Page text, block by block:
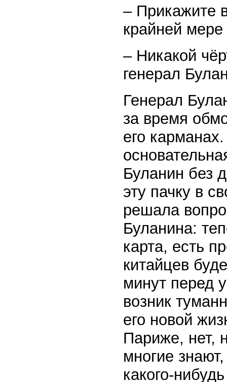
– Прикажите
крайней
– Никакой
генерал
Генерал
за время
его
Буланин без
эту пачку в
решала
Буланина:
карта, есть
китайцев
минут перед
возник
его новой
Париже, нет,
многие
какого-